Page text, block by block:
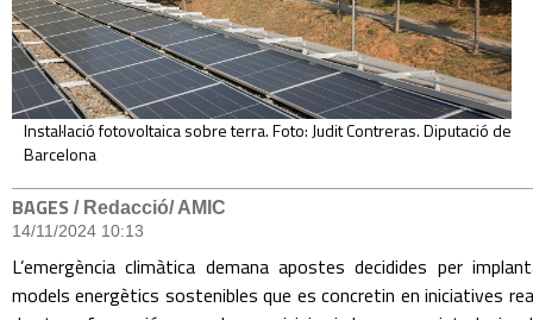
Instal·lació fotovoltaica sobre terra. Foto: Judit Contreras. Diputació de
Barcelona
BAGES / Redacció/ AMIC
14/11/2024 10:13
L’emergència climàtica demana apostes decidides per
models energètics sostenibles que es concretin en iniciatives